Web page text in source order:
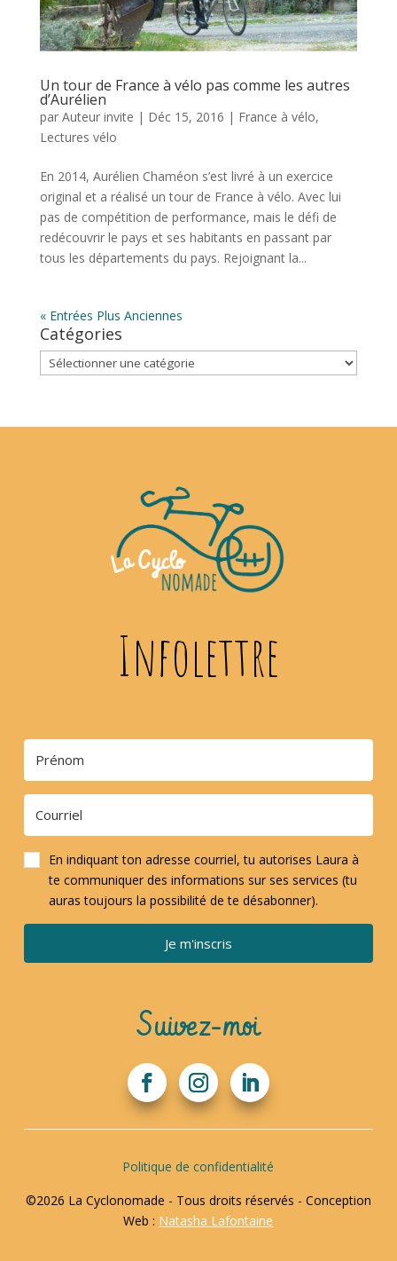
Un tour de France à vélo pas comme les autres
d’Aurélien
par Auteur invite | Déc 15, 2016 | France à vélo,
Lectures vélo
En 2014, Aurélien Chaméon s’est livré à un exercice
original et a réalisé un tour de France à vélo. Avec lui
pas de compétition de performance, mais le défi de
redécouvrir le pays et ses habitants en passant par
tous les départements du pays. Rejoignant la...
« Entrées Plus Anciennes
Catégories
Catégories
Infolettre
En indiquant ton adresse courriel, tu autorises Laura à
te communiquer des informations sur ses services (tu
auras toujours la possibilité de te désabonner).
Je m'inscris
Suivez-moi
Politique de confidentialité
©2026 La Cyclonomade - Tous droits réservés - Conception
Web : Natasha Lafontaine